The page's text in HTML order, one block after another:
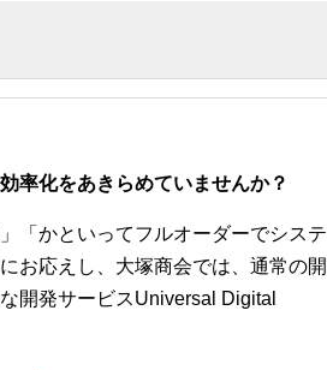
化をあきらめていませんか？
「かといってフルオーダーでシステ
お応えし、大塚商会では、通常の開
開発サービスUniversal Digital